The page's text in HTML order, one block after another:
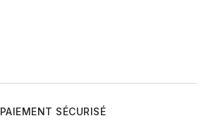
PAIEMENT SÉCURISÉ